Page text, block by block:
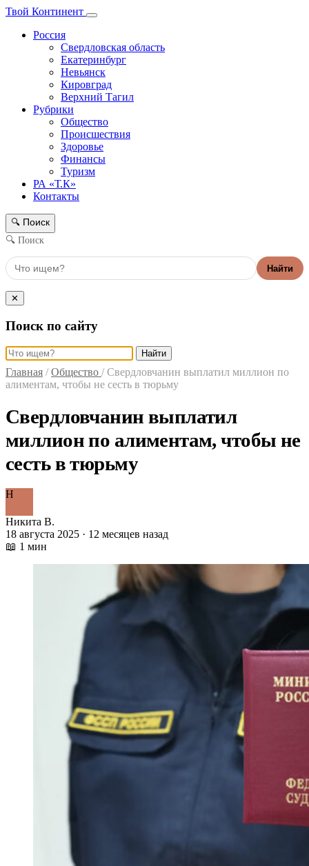
Твой Континент
Россия
Свердловская область
Екатеринбург
Невьянск
Кировград
Верхний Тагил
Рубрики
Общество
Происшествия
Здоровье
Финансы
Туризм
РА «Т.К»
Контакты
🔍 Поиск
🔍 Поиск
Найти
✕
Поиск по сайту
Найти
Главная / Общество / Свердловчанин выплатил миллион по
алиментам, чтобы не сесть в тюрьму
Свердловчанин выплатил
миллион по алиментам, чтобы не
сесть в тюрьму
Н
Никита В.
18 августа 2025 · 12 месяцев назад
📖 1 мин